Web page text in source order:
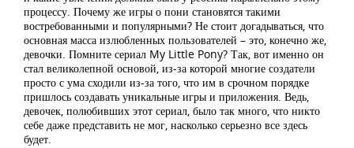
процессу. Почему же игры о пони становятся такими
востребованными и популярными? Не стоит догадываться, что
основная масса излюбленных пользователей – это, конечно же,
девочки. Помните сериал My Little Pony? Так, вот именно он
стал великолепной основой, из-за которой многие создатели
просто с ума сходили из-за того, что им в срочном порядке
пришлось создавать уникальные игры и приложения. Ведь,
девочек, полюбивших этот сериал, было так много, что никто
себе даже представить не мог, насколько серьезно все здесь
будет.